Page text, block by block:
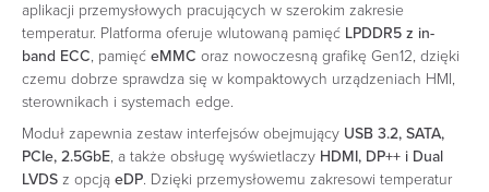
aplikacji przemysłowych pracujących w szerokim zakresie
temperatur. Platforma oferuje wlutowaną pamięć LPDDR5 z in-
band ECC, pamięć eMMC oraz nowoczesną grafikę Gen12, dzięki
czemu dobrze sprawdza się w kompaktowych urządzeniach HMI,
sterownikach i systemach edge.
Moduł zapewnia zestaw interfejsów obejmujący USB 3.2, SATA,
PCIe, 2.5GbE, a także obsługę wyświetlaczy HDMI, DP++ i Dual
LVDS z opcją eDP. Dzięki przemysłowemu zakresowi temperatur